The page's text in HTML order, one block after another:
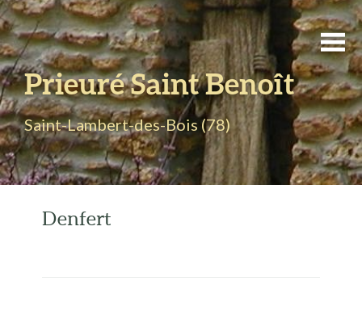
Prieuré Saint Benoît
Saint-Lambert-des-Bois (78)
Denfert